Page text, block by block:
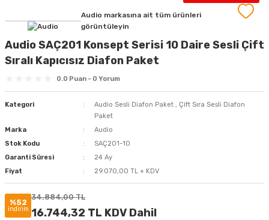
Audio markasına ait tüm ürünleri
görüntüleyin
Audio SAÇ201 Konsept Serisi 10 Daire Sesli Çift
Sıralı Kapıcısız Diafon Paket
0.0 Puan - 0 Yorum
Kategori Audio Sesli Diafon Paket , Çift Sıra Sesli Diafon
Paket
Marka
Audio
Stok Kodu
SAÇ201-10
Garanti Süresi
24 Ay
Fiyat
29.070,00 TL + KDV
%52
indirim
34.884,00 TL
16.744,32 TL KDV Dahil